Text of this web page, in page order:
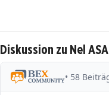
Diskussion zu Nel ASA